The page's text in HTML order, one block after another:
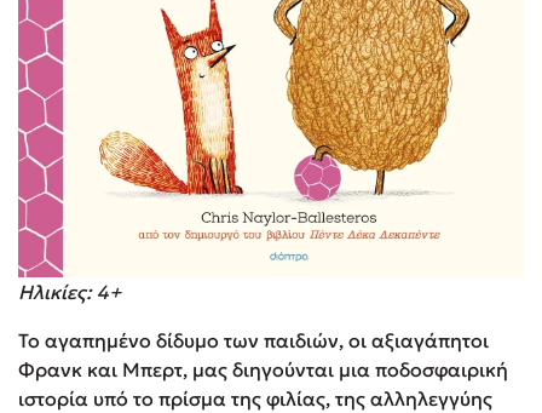
Ηλικίες: 4+
Το αγαπημένο δίδυμο των παιδιών, οι αξιαγάπητοι
Φρανκ και Μπερτ, μας διηγούνται μια ποδοσφαιρική
ιστορία υπό το πρίσμα της φιλίας, της αλληλεγγύης